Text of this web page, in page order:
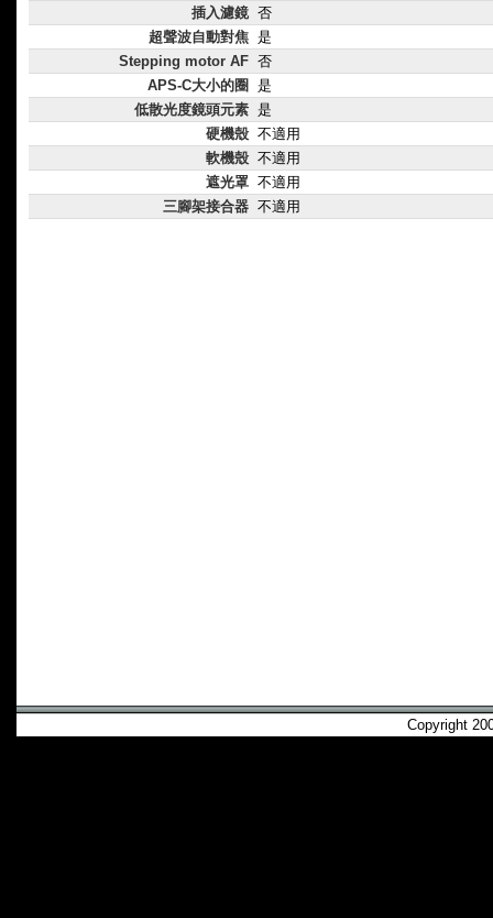
插入濾鏡 否
超聲波自動對焦 是
Stepping motor AF 否
APS-C大小的圈
是
低散光度鏡頭元素 是
硬機殼 不適用
軟機殼 不適用
遮光罩 不適用
三腳架接合器 不適用
Copyright